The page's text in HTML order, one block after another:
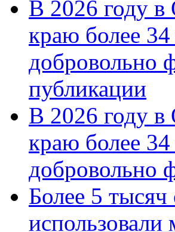
В 2026 году
краю более
добровольно
публикации
В 2026 году
краю более
добровольно
Более 5 тысяч
использовали